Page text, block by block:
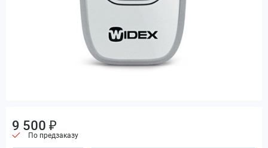
9 500 ₽
По предзаказу